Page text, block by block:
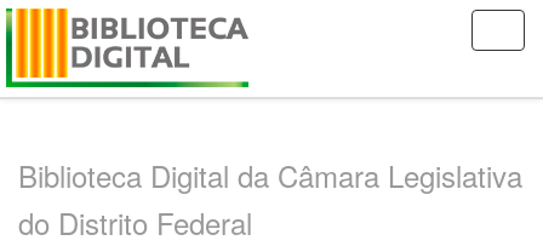
Skip
Biblioteca Digital da Câmara Legislativa
do Distrito Federal